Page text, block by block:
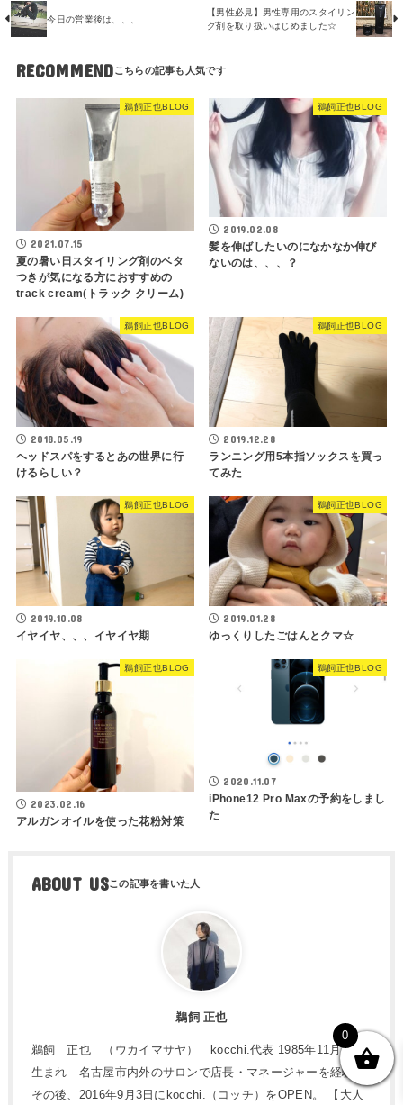
今日の営業後は、、、
【男性必見】男性専用のスタイリン
グ剤を取り扱いはじめました☆
RECOMMEND
鵜飼正也BLOG
2021.07.15
夏の暑い日スタイリング剤のベタ
つきが気になる方におすすめの
track cream(トラック クリーム)
鵜飼正也BLOG
2019.02.08
髪を伸ばしたいのになかなか伸び
ないのは、、、？
鵜飼正也BLOG
2018.05.19
ヘッドスパをするとあの世界に行
けるらしい？
鵜飼正也BLOG
2019.12.28
ランニング用5本指ソックスを買っ
てみた
鵜飼正也BLOG
2019.10.08
イヤイヤ、、、イヤイヤ期
鵜飼正也BLOG
2019.01.28
ゆっくりしたごはんとクマ☆
鵜飼正也BLOG
2023.02.16
アルガンオイルを使った花粉対策
鵜飼正也BLOG
2020.11.07
iPhone12 Pro Maxの予約をしまし
た
ABOUT US
鵜飼 正也
鵜飼 正也 （ウカイマサヤ） kocchi.代表 1985年11月14日
生まれ 名古屋市内外のサロンで店長・マネージャーを経験。
その後、2016年9月3日にkocchi.（コッチ）をOPEN。 【大人
0